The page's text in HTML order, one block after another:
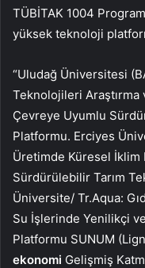
TÜBİTAK 1004
yüksek teknoloji
“Uludağ Üniversitesi
Teknolojileri
Çevreye Uyumlu
Platformu. Erciyes
Üretimde Küresel
Sürdürülebilir Tarım
Üniversite/ Tr.Aqua:
Su İşlerinde Yenilikçi
Platformu SUNUM
ekonomi Gelişmiş